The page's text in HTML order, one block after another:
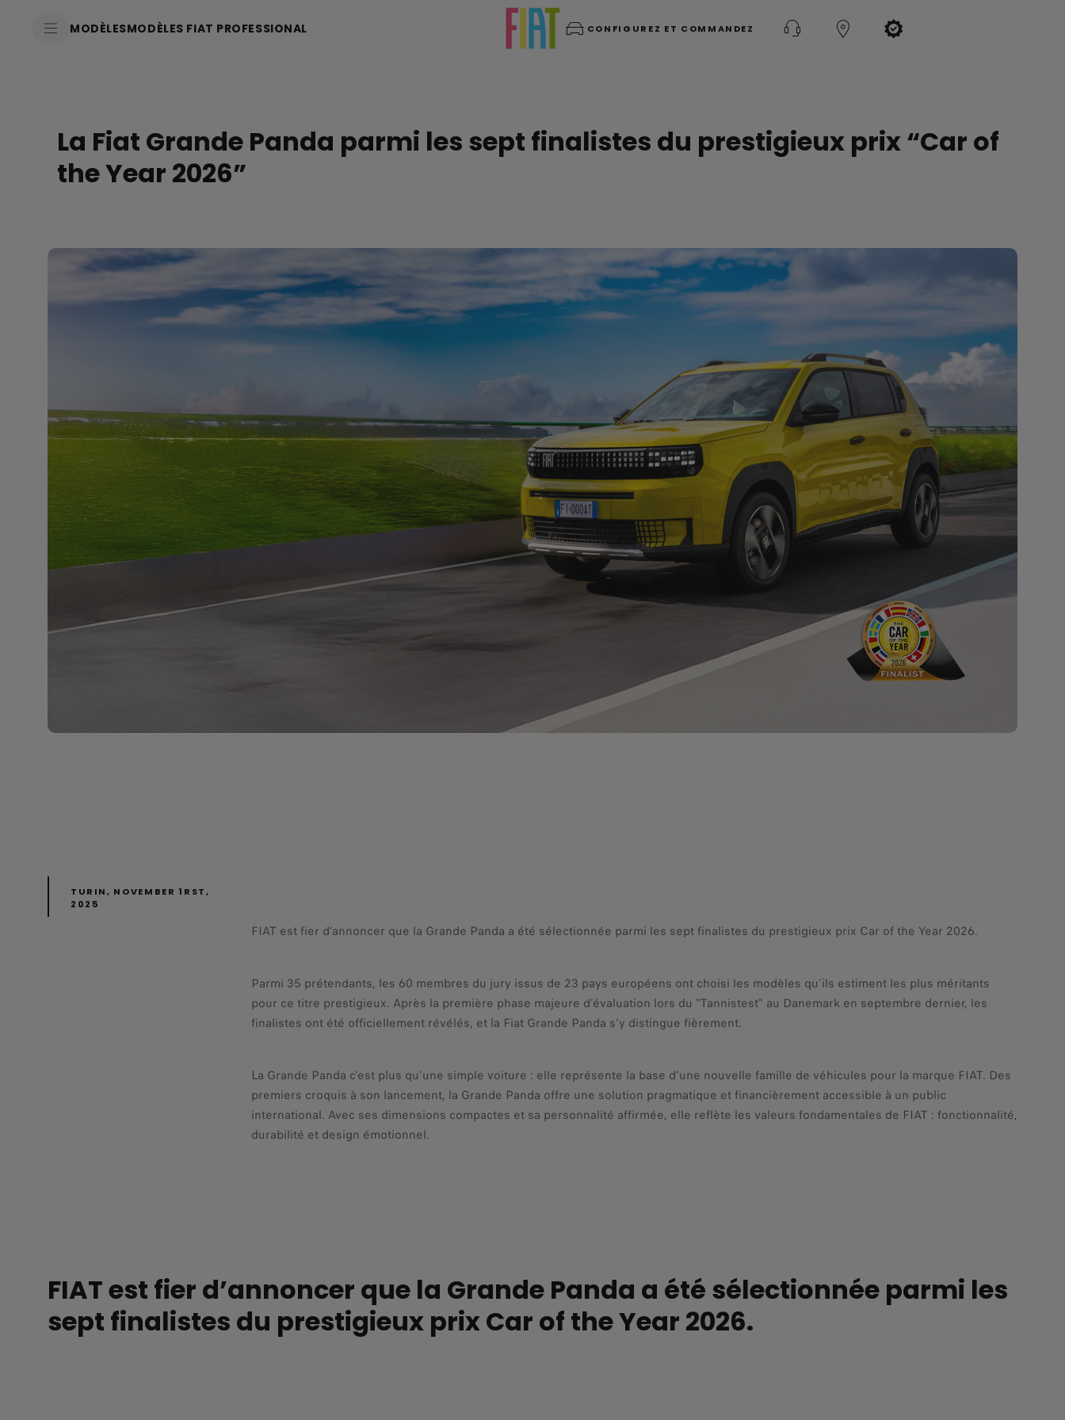
MODÈLESMODÈLES FIAT PROFESSIONAL CONFIGUREZ ET COMMANDEZ
La Fiat Grande Panda parmi les sept finalistes du prestigieux prix “Car of
the Year 2026”
TURIN, NOVEMBER 1RST,
2025
FIAT est fier d’annoncer que la Grande Panda a été sélectionnée parmi les sept finalistes du prestigieux prix Car of the Year 2026.
Parmi 35 prétendants, les 60 membres du jury issus de 23 pays européens ont choisi les modèles qu’ils estiment les plus méritants
pour ce titre prestigieux. Après la première phase majeure d’évaluation lors du "Tannistest" au Danemark en septembre dernier, les
finalistes ont été officiellement révélés, et la Fiat Grande Panda s’y distingue fièrement.
La Grande Panda c'est plus qu'une simple voiture : elle représente la base d’une nouvelle famille de véhicules pour la marque FIAT. Des
premiers croquis à son lancement, la Grande Panda offre une solution pragmatique et financièrement accessible à un public
international. Avec ses dimensions compactes et sa personnalité affirmée, elle reflète les valeurs fondamentales de FIAT : fonctionnalité,
durabilité et design émotionnel.
FIAT est fier d’annoncer que la Grande Panda a été sélectionnée parmi les
sept finalistes du prestigieux prix Car of the Year 2026.